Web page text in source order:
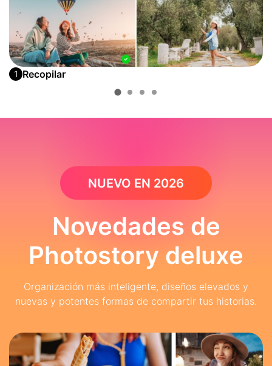
1 Recopilar
NUEVO EN 2026
Novedades de
Photostory deluxe
Organización más inteligente, diseños elevados y
nuevas y potentes formas de compartir tus historias.